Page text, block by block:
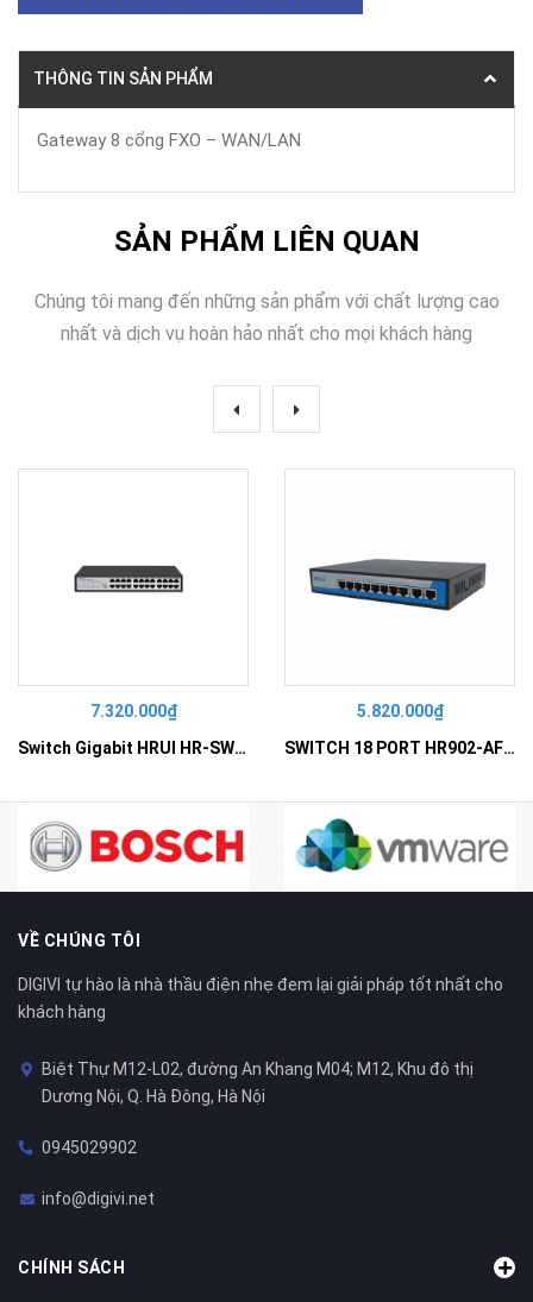
THÔNG TIN SẢN PHẨM
Gateway 8 cổng FXO – WAN/LAN
SẢN PHẨM LIÊN QUAN
Chúng tôi mang đến những sản phẩm với chất lượng cao
nhất và dịch vụ hoàn hảo nhất cho mọi khách hàng
7.320.000₫
Switch Gigabit HRUI HR-SWG10240D
5.820.000₫
SWITCH 18 PORT HR902-AF162G-300 – Switch PoE 16 Cổng
VỀ CHÚNG TÔI
DIGIVI tự hào là nhà thầu điện nhẹ đem lại giải pháp tốt nhất cho
khách hàng
Biệt Thự M12-L02, đường An Khang M04; M12, Khu đô thị
Dương Nội, Q. Hà Đông, Hà Nội
0945029902
info@digivi.net
CHÍNH SÁCH